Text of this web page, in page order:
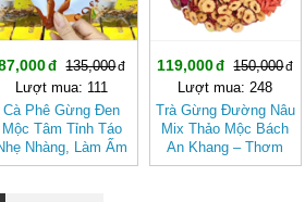
135,000
Lượt mua: 111
Cà Phê Gừng Đen
Mộc Tâm Tỉnh Táo
Nhàng, Làm Ấm
Cơ Thể
119,000
150,000
Lượt mua: 248
Trà Gừng Đường Nâu
Mix Thảo Mộc Bách
An Khang – Thơm
Ấm Tự Nhiên, Dễ